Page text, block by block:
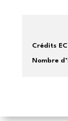
Crédits
Nombre